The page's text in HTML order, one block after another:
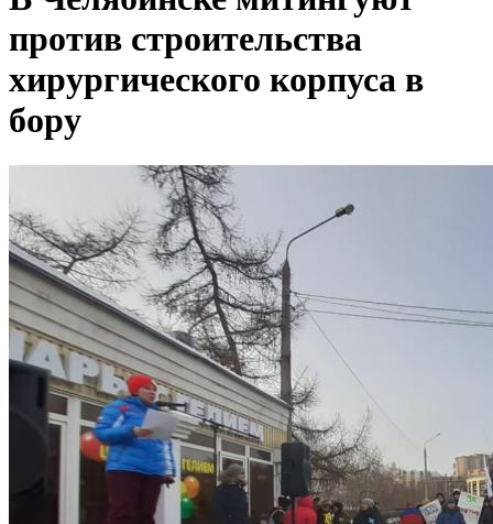
против строительства
хирургического корпуса в
бору